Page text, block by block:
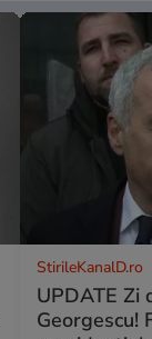
StirileKanalD.ro
UPDATE Zi
Georgescu!